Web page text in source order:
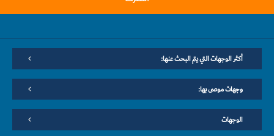
أكثر الوجهات التي يتم البحث عنها:
وجهات موصى بها:
الوجهات